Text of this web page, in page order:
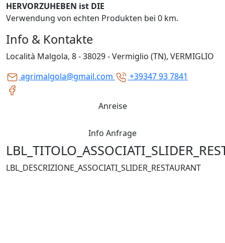
Info & Kontakte
Località Malgola, 8 - 38029 - Vermiglio (TN), VERMIGLIO
agrimalgola@gmail.com
+39347 93 7841
Anreise
Info Anfrage
HERVORZUHEBEN ist DIE
Verwendung von echten Produkten bei 0 km.
LBL_DESCRIZIONE_ASSOCIATI_SLIDER_RESTAURANT